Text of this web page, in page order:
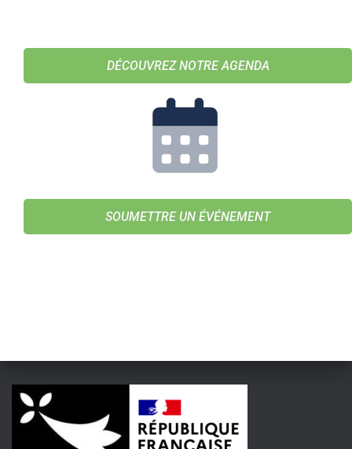
DÉCOUVREZ NOTRE AGENDA
SOUMETTRE UN ÉVÉNEMENT